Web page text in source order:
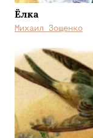
Ёлка
Михаил Зощенко